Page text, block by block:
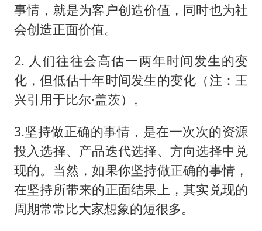
事情，就是为客户创造价值，同时也为社
会创造正面价值。
2. 人们往往会高估一两年时间发生的变
化，但低估十年时间发生的变化（注：王
兴引用于比尔·盖茨）。
3.坚持做正确的事情，是在一次次的资源
投入选择、产品迭代选择、方向选择中兑
现的。当然，如果你坚持做正确的事情，
在坚持所带来的正面结果上，其实兑现的
周期常常比大家想象的短很多。